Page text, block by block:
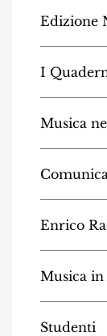
Edizione
I
Musica
Enrico
Musica
Studenti